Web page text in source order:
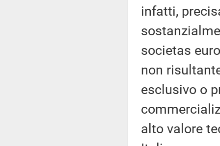
infatti,
societas
non
esclusivo o
alto valore